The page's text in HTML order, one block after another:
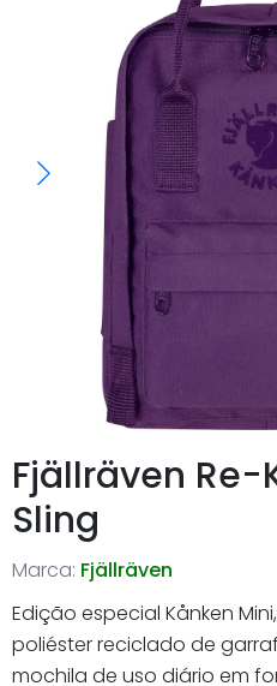
Fjällräven Re-
Sling
Marca: Fjällräven
Edição especial Kånken
poliéster reciclado de
mochila de uso diário em